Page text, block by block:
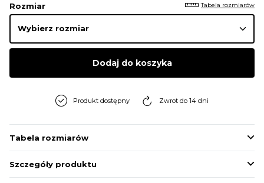
Rozmiar Tabela rozmiarów
Dodaj do koszyka
Produkt dostępny Zwrot do 14 dni
Tabela rozmiarów
Szczegóły produktu